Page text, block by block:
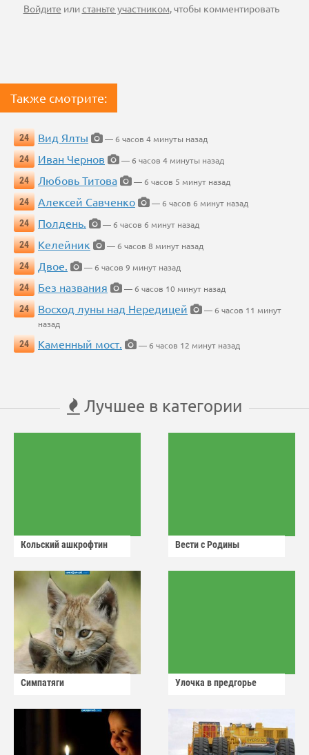
Войдите илистаньте участником, чтобы комментировать
Также смотрите:
24 Вид Ялты
— 6 часов 4 минуты назад
24
Иван Чернов
— 6 часов 4 минуты назад
24
Любовь Титова
— 6 часов 5 минут назад
24
Алексей Савченко
— 6 часов 6 минут назад
24
Полдень.
— 6 часов 6 минут назад
24
Келейник
— 6 часов 8 минут назад
24
Двое.
— 6 часов 9 минут назад
24
Без названия
— 6 часов 10 минут назад
24
Восход луны над Нередицей
— 6 часов 11 минут
назад
24
Каменный мост. — 6 часов 12 минут назад
Лучшее в категории
Кольский ашкрофтин Вести с Родины
Симпатяги Улочка в предгорье